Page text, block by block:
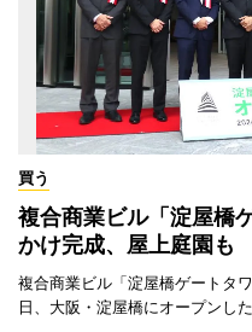
買う
複合商業ビル「淀屋
かけ完成、屋上庭園も
複合商業ビル「淀屋橋ゲートタ
日、大阪・淀屋橋にオープンした